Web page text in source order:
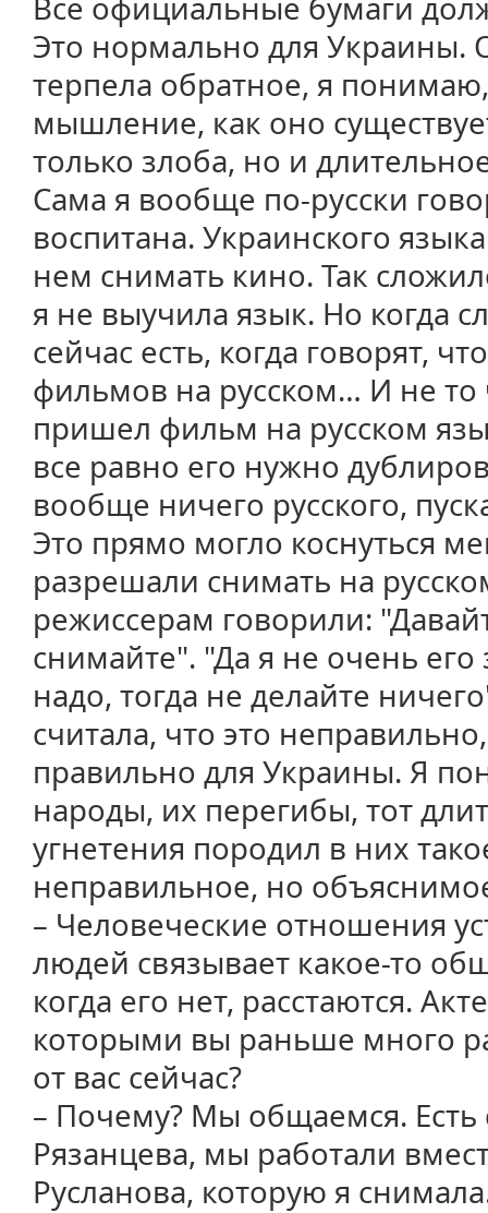
Это нормально для Украины.
терпела обратное, я
мышление, как оно
только злоба, но и
Сама я вообще по-русски
воспитана. Украинского
нем снимать кино. Так
я не выучила язык. Но когда
сейчас есть, когда говорят,
фильмов на русском… И не то
пришел фильм на русском
все равно его нужно
вообще ничего русского,
Это прямо могло коснуться
разрешали снимать на
режиссерам говорили:
снимайте". "Да я не очень
надо, тогда не делайте
считала, что это
правильно для Украины. Я
народы, их перегибы, тот
угнетения породил в них
неправильное, но
– Человеческие отношения
людей связывает какое-то
когда его нет, расстаются.
которыми вы раньше много
от вас сейчас?
– Почему? Мы общаемся. Есть
Рязанцева, мы работали
Русланова, которую я